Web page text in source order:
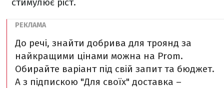
До речі, знайти добрива для троянд за
найкращими цінами можна на Prom.
Обирайте варіант під свій запит та бюджет.
А з підпискою "Для своїх" доставка –